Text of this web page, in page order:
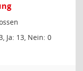
Ja: 13, Nein: 0